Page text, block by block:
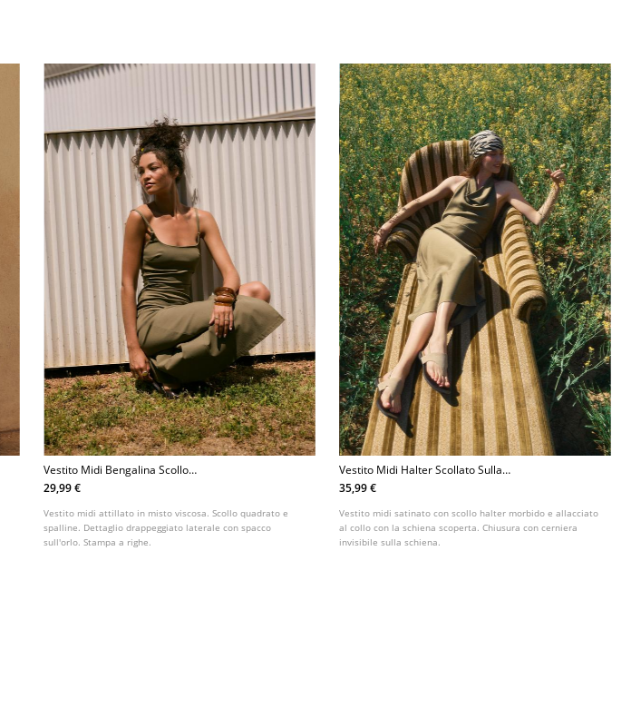
Vestito Midi Bengalina Scollo
Quadrato
29,99 €
Vestito midi attillato in misto viscosa. Scollo quadrato e
spalline. Dettaglio drappeggiato laterale con spacco
sull'orlo. Stampa a righe.
Vestito Midi Halter Scollato Sulla
Schiena
35,99 €
Vestito midi satinato con scollo halter morbido e allacciato
al collo con la schiena scoperta. Chiusura con cerniera
invisibile sulla schiena.